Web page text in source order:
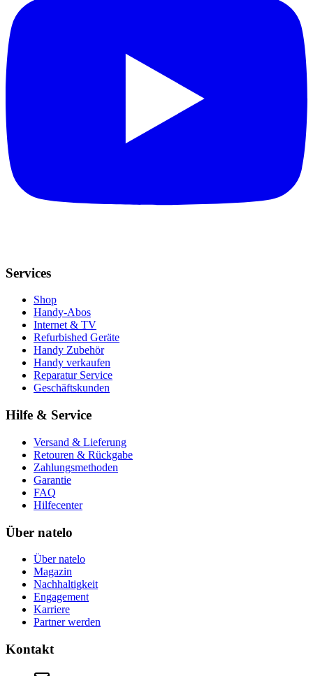
Services
Shop
Handy-Abos
Internet & TV
Refurbished Geräte
Handy Zubehör
Handy verkaufen
Reparatur Service
Geschäftskunden
Hilfe & Service
Versand & Lieferung
Retouren & Rückgabe
Zahlungsmethoden
Garantie
FAQ
Hilfecenter
Über natelo
Über natelo
Magazin
Nachhaltigkeit
Engagement
Karriere
Partner werden
Kontakt